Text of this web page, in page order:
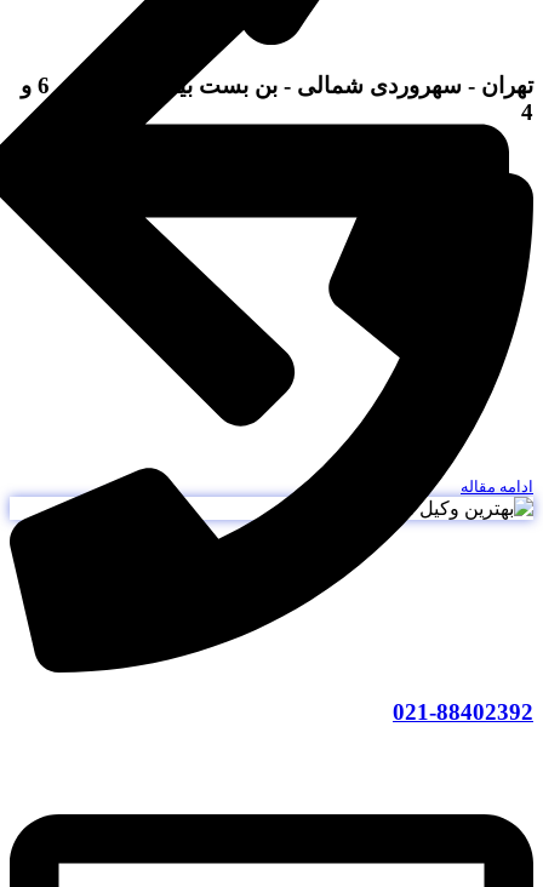
مقاله
تهران - سهروردی شمالی - بن بست بیشه - پلاک 5 ، 6 و
021-